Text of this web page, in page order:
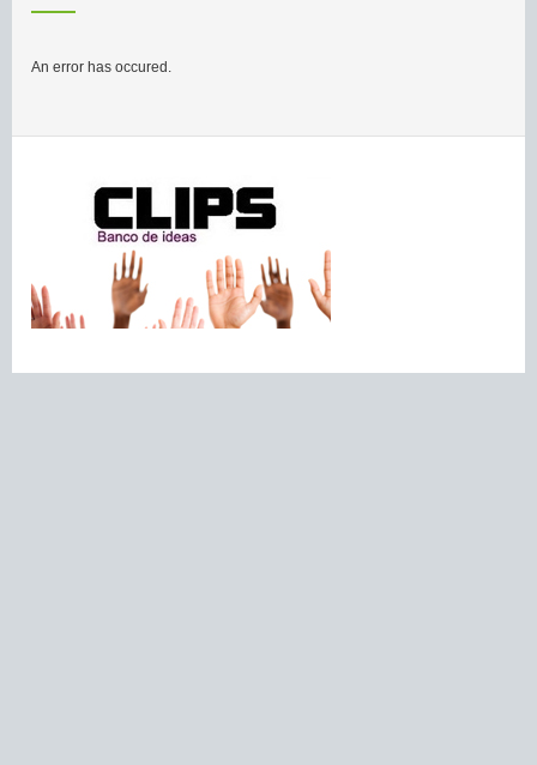
An error has occured.